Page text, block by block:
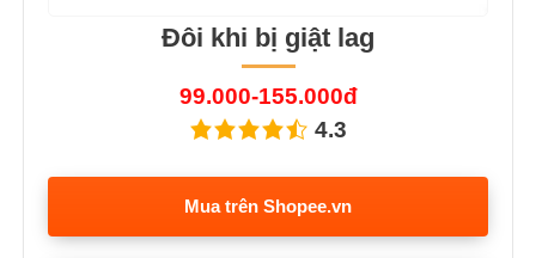
Đôi khi bị giật lag
99.000-155.000đ
4.3
Mua trên Shopee.vn